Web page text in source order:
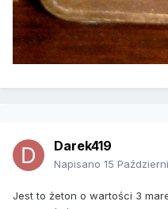
Darek419
Napisano 15
Jest to żeton o wartości 3